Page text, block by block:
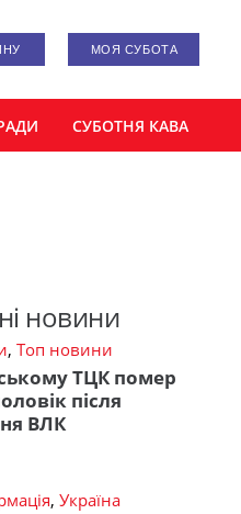
МОЯ СУБОТА
СУБОТНЯ КАВА
новини
, Топ новини
ТЦК помер
після
ВЛК
, Україна